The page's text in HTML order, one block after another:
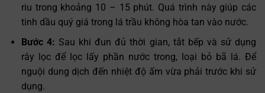
riu trong khoảng 10 – 15 phút. Quá trình này giúp các
tinh dầu quý giá trong lá trầu không hòa tan vào nước.
Bước 4: Sau khi đun đủ thời gian, tắt bếp và sử dụng
rây lọc để lọc lấy phần nước trong, loại bỏ bã lá. Để
nguội dung dịch đến nhiệt độ ấm vừa phải trước khi sử
dụng.